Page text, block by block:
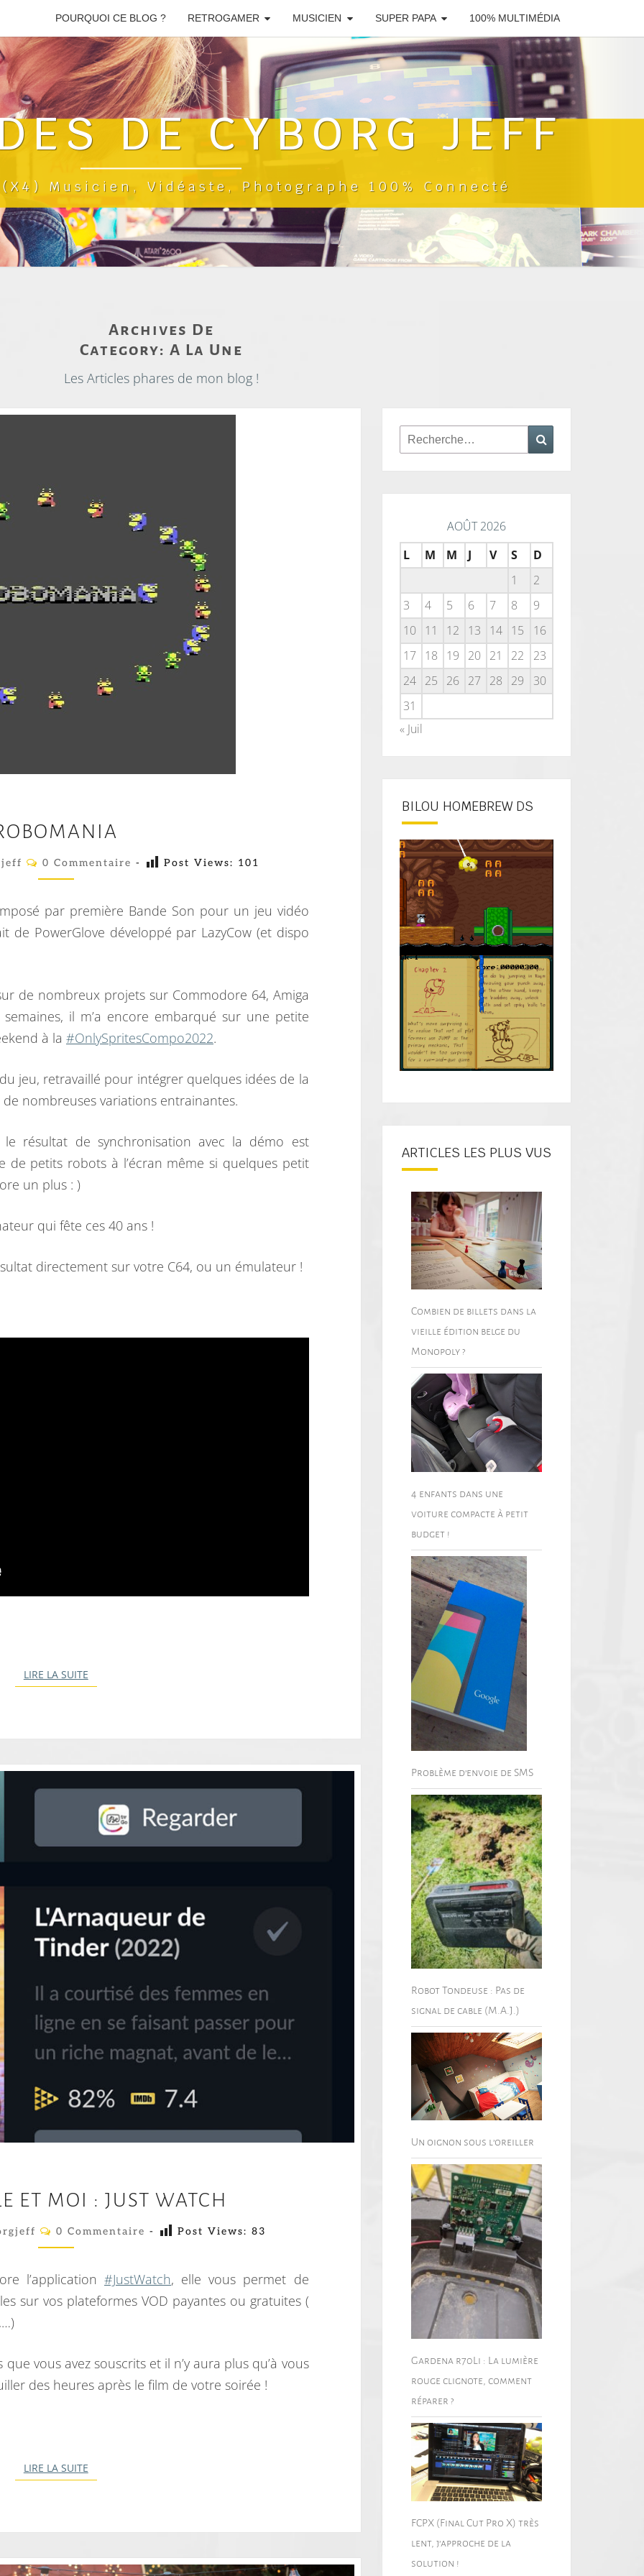
POURQUOI CE BLOG ? RETROGAMER MUSICIEN SUPER PAPA 100% MULTIMÉDIA
DE CYBORG JEFF
Musicien, Vidéaste, Photographe 100% Connecté
Archives De
Category: A La Une
Les Articles phares de mon blog !
O
B
O
C
M
E
N
T
A
0 Commentaire - Post Views: 101
par première Bande Son pour un jeu vidéo
de PowerGlove développé par LazyCow (et dispo
de nombreux projets sur Commodore 64, Amiga
il m’a encore embarqué sur une petite
à la #OnlySpritesCompo2022.
jeu, retravaillé pour intégrer quelques idées de la
nombreuses variations entrainantes.
résultat de synchronisation avec la démo est
de petits robots à l’écran même si quelques petit
un plus : )
qui fête ces 40 ans !
directement sur votre C64, ou un émulateur !
LIRE LA SUITE
O
N
M
O
I
:
U
T
ET MOI : JUST WATCH
C
M
E
N
T
A
0 Commentaire - Post Views: 83
l’application #JustWatch, elle vous permet de
sur vos plateformes VOD payantes ou gratuites (
vous avez souscrits et il n’y aura plus qu’à vous
des heures après le film de votre soirée !
LIRE LA SUITE
Rechercher :
AOÛT 2026
L
M M J V S
D
1
2
3
4 5 6 7 8
9
10
11 12 13 14 15
16
17
18 19 20 21 22
23
24
25 26 27 28 29
30
31
« Juil
BILOU HOMEBREW DS
ARTICLES LES PLUS VUS
Combien de billets dans la
vieille édition belge du
Monopoly ?
4 enfants dans une
voiture compacte à petit
budget !
Problème d’envoie de SMS
Robot Tondeuse : Pas de
signal de cable (M.A.J.)
Un oignon sous l’oreiller
Gardena r70Li : La lumière
rouge clignote, comment
réparer ?
FCPX (Final Cut Pro X) très
lent, j’approche de la
solution !